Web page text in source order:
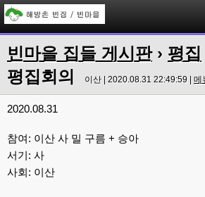
빈마을 집들 게시판› 평집
평집회의
이산 | 2020.08.31 22:49:59 | 메
2020.08.31
참여: 이산 사 밀 구름 + 승아
서기: 사
사회: 이산